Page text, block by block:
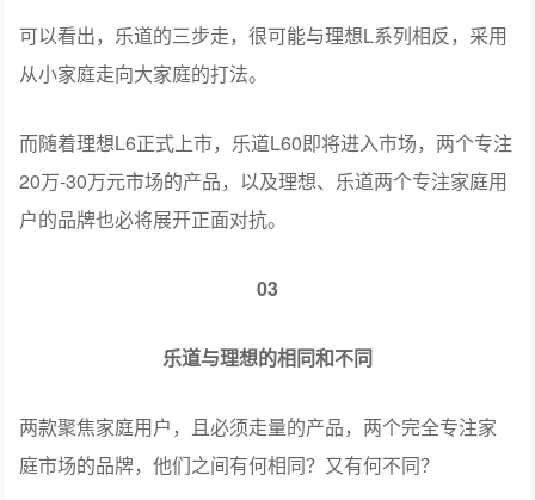
可以看出，乐道的三步走，很可能与理想L系列相反，采用
从小家庭走向大家庭的打法。
而随着理想L6正式上市，乐道L60即将进入市场，两个专注
20万-30万元市场的产品，以及理想、乐道两个专注家庭用
户的品牌也必将展开正面对抗。
03
乐道与理想的相同和不同
两款聚焦家庭用户，且必须走量的产品，两个完全专注家
庭市场的品牌，他们之间有何相同？又有何不同？